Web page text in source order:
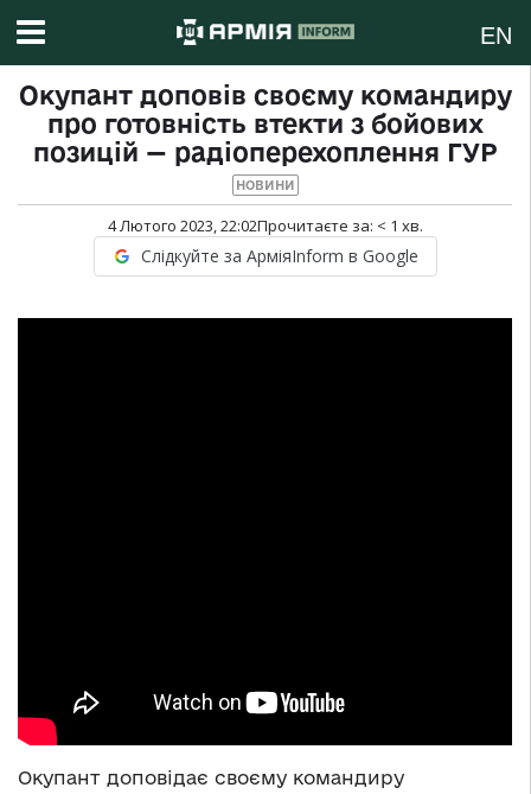
EN
Окупант доповів своєму командиру
про готовність втекти з бойових
позицій — радіоперехоплення ГУР
НОВИНИ
4 Лютого 2023, 22:02Прочитаєте за: < 1 хв.
Слідкуйте за АрміяInform в Google
Окупант доповідає своєму командиру